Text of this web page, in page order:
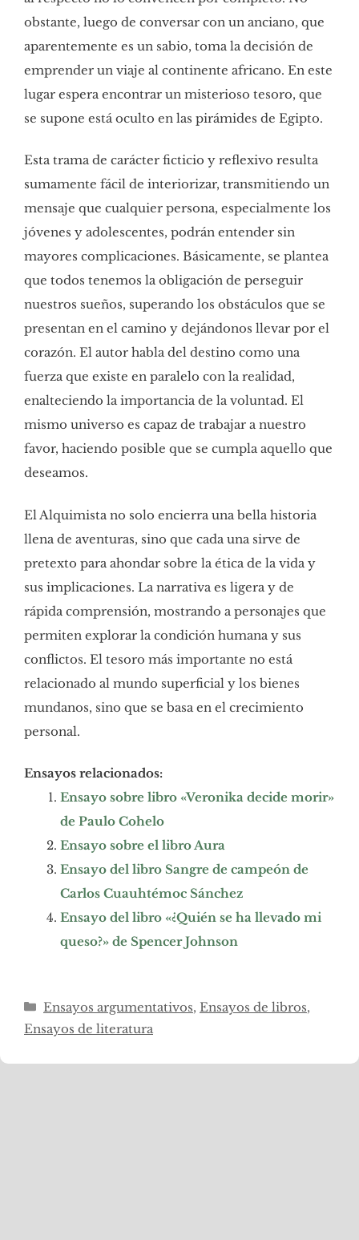
obstante, luego de conversar con un anciano, que
aparentemente es un sabio, toma la decisión de
emprender un viaje al continente africano. En este
lugar espera encontrar un misterioso tesoro, que
se supone está oculto en las pirámides de Egipto.
Esta trama de carácter ficticio y reflexivo resulta
sumamente fácil de interiorizar, transmitiendo un
mensaje que cualquier persona, especialmente los
jóvenes y adolescentes, podrán entender sin
mayores complicaciones. Básicamente, se plantea
que todos tenemos la obligación de perseguir
nuestros sueños, superando los obstáculos que se
presentan en el camino y dejándonos llevar por el
corazón. El autor habla del destino como una
fuerza que existe en paralelo con la realidad,
enalteciendo la importancia de la voluntad. El
mismo universo es capaz de trabajar a nuestro
favor, haciendo posible que se cumpla aquello que
deseamos.
El Alquimista no solo encierra una bella historia
llena de aventuras, sino que cada una sirve de
pretexto para ahondar sobre la ética de la vida y
sus implicaciones. La narrativa es ligera y de
rápida comprensión, mostrando a personajes que
permiten explorar la condición humana y sus
conflictos. El tesoro más importante no está
relacionado al mundo superficial y los bienes
mundanos, sino que se basa en el crecimiento
personal.
Ensayos relacionados:
Ensayo sobre libro «Veronika decide morir»
de Paulo Cohelo
Ensayo sobre el libro Aura
Ensayo del libro Sangre de campeón de
Carlos Cuauhtémoc Sánchez
Ensayo del libro «¿Quién se ha llevado mi
queso?» de Spencer Johnson
Categorías
Ensayos argumentativos, Ensayos de libros,
Ensayos de literatura